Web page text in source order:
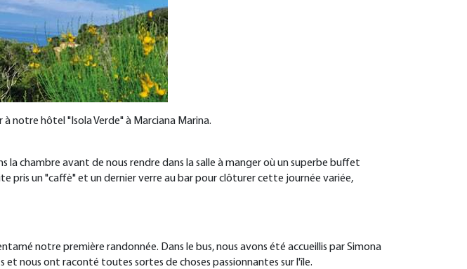
notre hôtel "Isola Verde" à Marciana Marina.
chambre avant de nous rendre dans la salle à manger où un superbe buffet
pris un "caffè" et un dernier verre au bar pour clôturer cette journée variée,
notre première randonnée. Dans le bus, nous avons été accueillis par Simona
et nous ont raconté toutes sortes de choses passionnantes sur l'île.